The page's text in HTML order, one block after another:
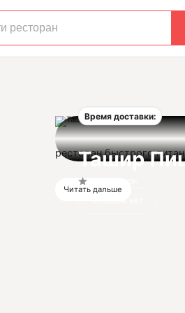
Время доставки:
Ташир
ресторан быстрого
Читать дальше